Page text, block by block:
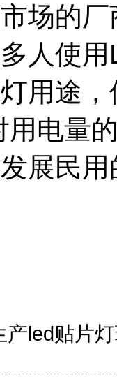
市场的
人使
用途
电量
展民
led贴片